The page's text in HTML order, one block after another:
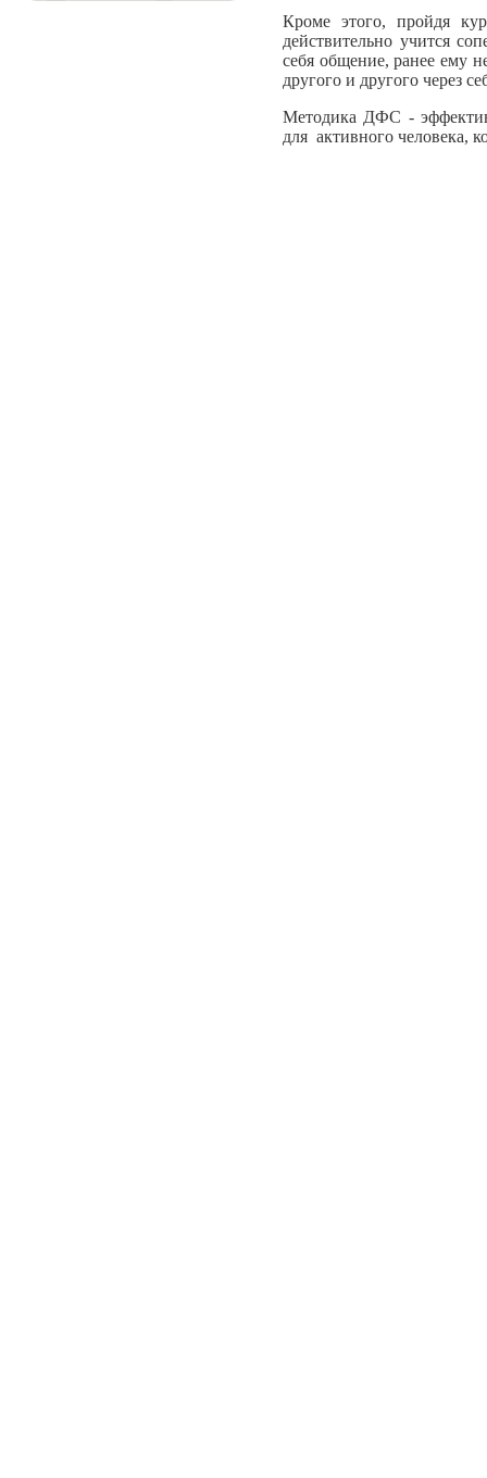
Кроме этого, пройдя
действительно учится
себя общение, ранее ему
другого и другого через
Методика ДФС -
для активного человека,